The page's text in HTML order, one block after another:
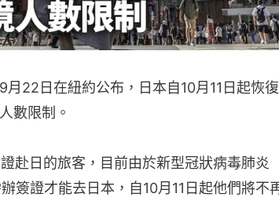
月22日在紐約公布，日本自10月11日起恢
數限制。
赴日的旅客，目前由於新型冠狀病毒肺炎
簽證才能去日本，自10月11日起他們將不